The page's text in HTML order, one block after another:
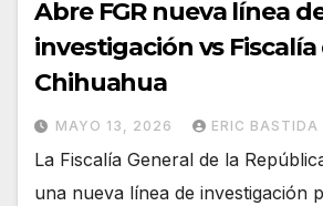
Abre FGR nueva línea
investigación vs Fiscalía
Chihuahua
MAYO 13, 2026 ERIC BASTIDA
La Fiscalía General de la
una nueva línea de investigación